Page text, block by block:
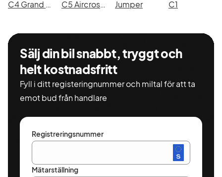
Ni hittar oss i Varlahuset
Borgåsliden precis vid
norra avfarten E6 i
Kungsbacka
C4 Grand SpaceTourer
C5 Aircross Hybrid 225 Jumper C1
Sälj din bil snabbt, tryggt och
helt kostnadsfritt
Fyll i ditt registeringnummer och miltal för att ta
emot bud från handlare
Registreringsnummer
Mätarställning